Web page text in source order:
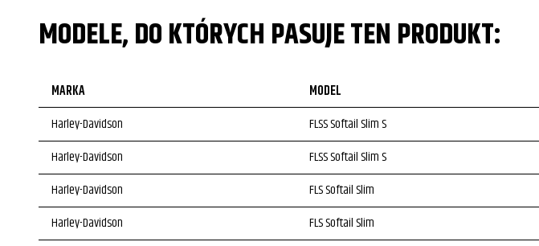
MODELE, DO KTÓRYCH PASUJE TEN PRODUKT:
MARKA MODEL
Harley-Davidson
FLSS Softail Slim S
Harley-Davidson
FLSS Softail Slim S
Harley-Davidson
FLS Softail Slim
Harley-Davidson
FLS Softail Slim